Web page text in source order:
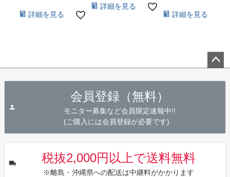
詳細を見る
詳細を見る
詳細を見る
会員登録（無料）
モニター募集など会員限定速報中!!
(ご購入には会員登録が必要です)
税抜2,000円以上で送料無料
※離島・沖縄県への配送は中継料がかかります